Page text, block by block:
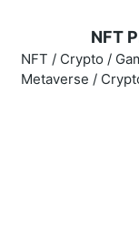
NFT
NFT / Crypto /
Metaverse /